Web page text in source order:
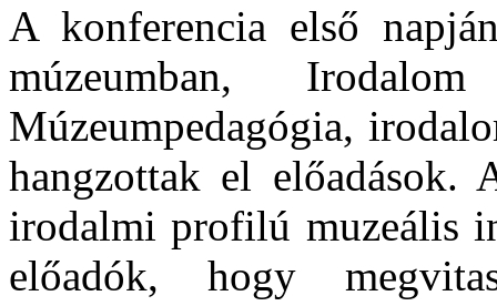
A konferencia első
múzeumban,
Múzeumpedagógia,
hangzottak el előadások.
irodalmi profilú muzeális
előadók, hogy